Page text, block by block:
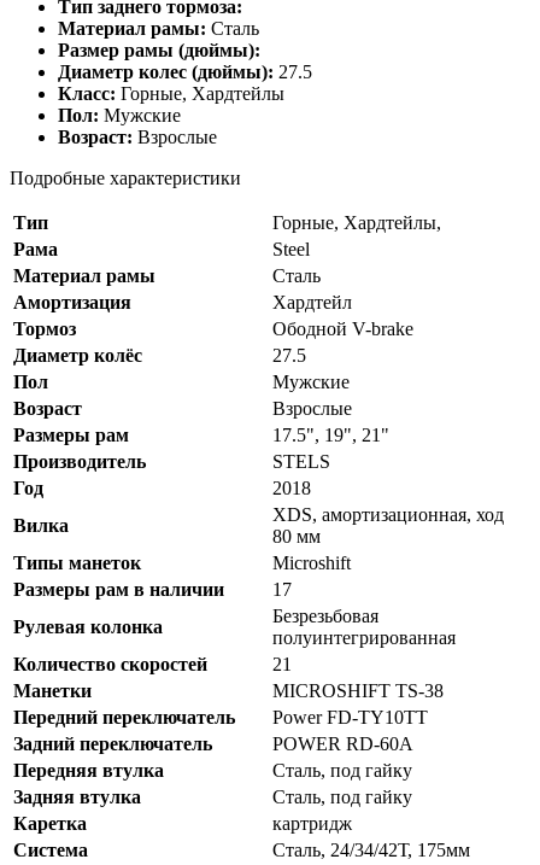
Тип заднего тормоза:
Материал рамы: Сталь
Размер рамы (дюймы):
Диаметр колес (дюймы): 27.5
Класс: Горные, Хардтейлы
Пол: Мужские
Возраст: Взрослые
Подробные характеристики
Тип
Горные, Хардтейлы,
Рама
Steel
Материал рамы
Сталь
Амортизация
Хардтейл
Тормоз
Ободной V-brake
Диаметр колёс
27.5
Пол
Мужские
Возраст
Взрослые
Размеры рам
17.5", 19", 21"
Производитель
STELS
Год
2018
Вилка
XDS, амортизационная, ход
80 мм
Типы манеток
Microshift
Размеры рам в наличии
17
Рулевая колонка
Безрезьбовая
полуинтегрированная
Количество скоростей
21
Манетки
MICROSHIFT TS-38
Передний переключатель
Power FD-TY10TT
Задний переключатель
POWER RD-60A
Передняя втулка
Сталь, под гайку
Задняя втулка
Сталь, под гайку
Каретка
картридж
Система
Сталь, 24/34/42Т, 175мм